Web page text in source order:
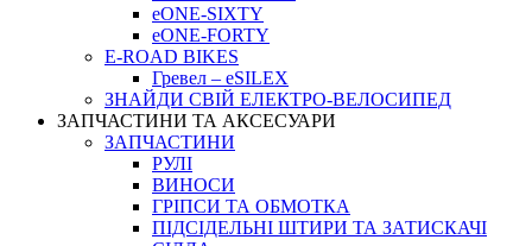
eONE-SIXTY
eONE-FORTY
E-ROAD BIKES
Гревел – eSILEX
ЗНАЙДИ СВІЙ ЕЛЕКТРО-ВЕЛОСИПЕД
ЗАПЧАСТИНИ ТА АКСЕСУАРИ
ЗАПЧАСТИНИ
РУЛІ
ВИНОСИ
ГРІПСИ ТА ОБМОТКА
ПІДСІДЕЛЬНІ ШТИРИ ТА ЗАТИСКАЧІ